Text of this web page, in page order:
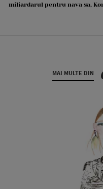
miliardarul pentru nava sa,
MAI MULTE DIN